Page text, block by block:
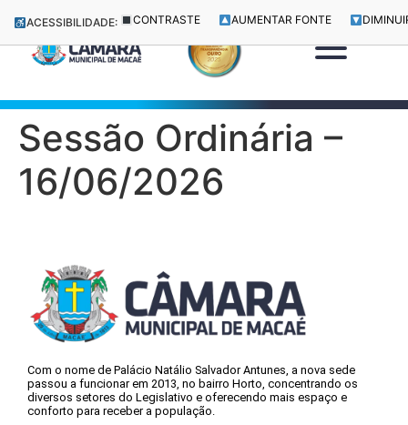
ACESSIBILIDADE: CONTRASTE AUMENTAR FONTE
Sessão Ordinária –
16/06/2026
Com o nome de Palácio Natálio Salvador Antunes, a nova sede
passou a funcionar em 2013, no bairro Horto, concentrando os
diversos setores do Legislativo e oferecendo mais espaço e
conforto para receber a população.